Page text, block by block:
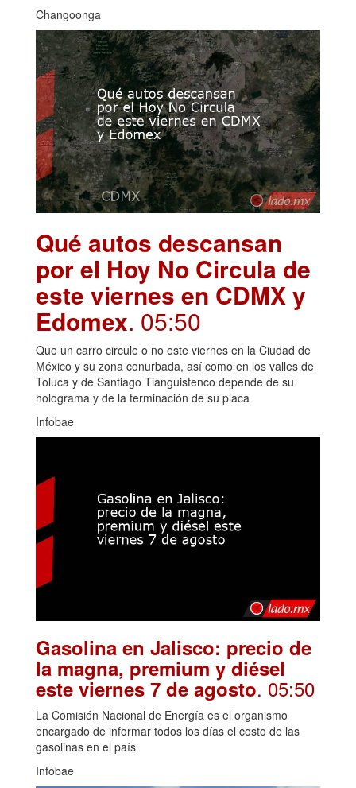
Changoonga
Qué autos descansan
por el Hoy No Circula de
este viernes en CDMX y
Edomex. 05:50
Que un carro circule o no este viernes en la Ciudad de
México y su zona conurbada, así como en los valles de
Toluca y de Santiago Tianguistenco depende de su
holograma y de la terminación de su placa
Infobae
Gasolina en Jalisco: precio de
la magna, premium y diésel
este viernes 7 de agosto. 05:50
La Comisión Nacional de Energía es el organismo
encargado de informar todos los días el costo de las
gasolinas en el país
Infobae